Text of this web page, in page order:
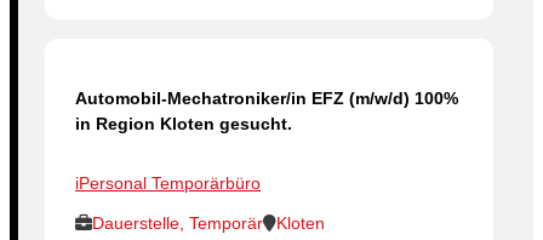
Automobil-Mechatroniker/in EFZ (m/w/d) 100%
in Region Kloten gesucht.
iPersonal Temporärbüro
Dauerstelle, Temporär Kloten